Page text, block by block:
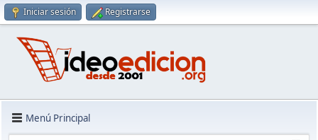
Iniciar sesión Registrarse
Menú Principal